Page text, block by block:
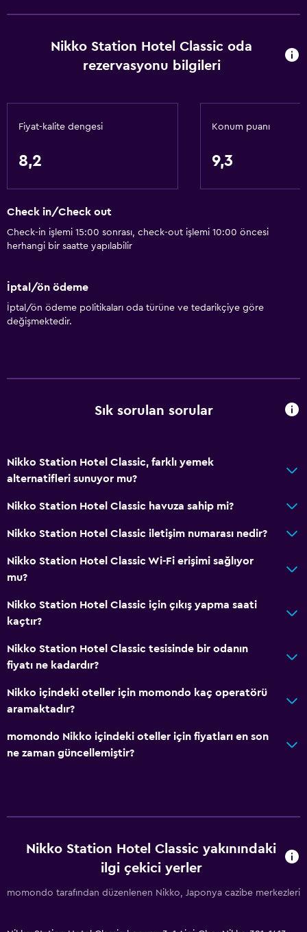
Nikko Station Hotel Classic oda
rezervasyonu bilgileri
Fiyat-kalite dengesi
8,2
Konum puanı
9,3
Check in/Check out
Check-in işlemi 15:00 sonrası, check-out işlemi 10:00 öncesi
herhangi bir saatte yapılabilir
İptal/ön ödeme
İptal/ön ödeme politikaları oda türüne ve tedarikçiye göre
değişmektedir.
Sık sorulan sorular
Nikko Station Hotel Classic, farklı yemek
alternatifleri sunuyor mu?
Nikko Station Hotel Classic havuza sahip mi?
Nikko Station Hotel Classic iletişim numarası nedir?
Nikko Station Hotel Classic Wi-Fi erişimi sağlıyor
mu?
Nikko Station Hotel Classic için çıkış yapma saati
kaçtır?
Nikko Station Hotel Classic tesisinde bir odanın
fiyatı ne kadardır?
Nikko içindeki oteller için momondo kaç operatörü
aramaktadır?
momondo Nikko içindeki oteller için fiyatları en son
ne zaman güncellemiştir?
Nikko Station Hotel Classic yakınındaki
ilgi çekici yerler
momondo tarafından düzenlenen Nikko, Japonya cazibe merkezleri